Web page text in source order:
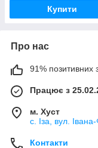
Купити
Про нас
91% позитивних з
Працює з
м. Хуст
с. Іза, вул.
Контакти